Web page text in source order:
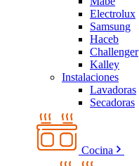
Electrolux
Samsung
Haceb
Challenger
Kalley
Instalaciones
Lavadoras
Secadoras
Cocina